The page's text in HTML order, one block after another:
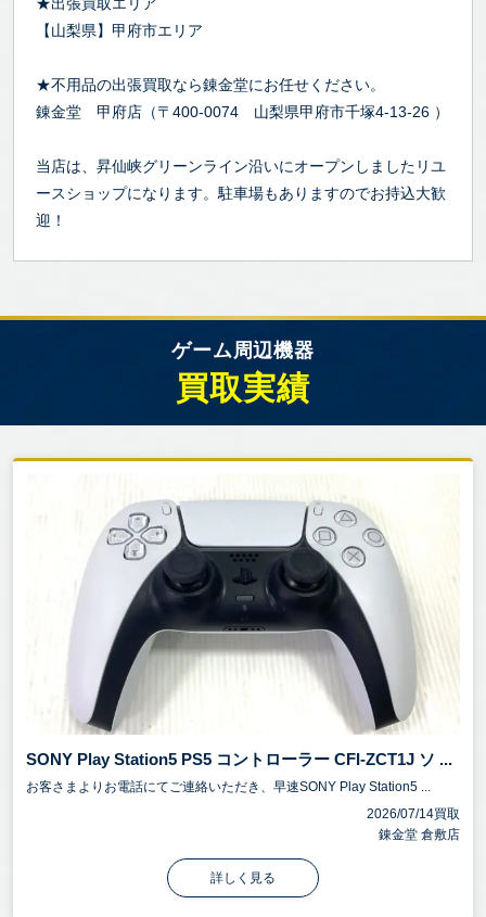
★出張買取エリア
【山梨県】甲府市エリア
★不用品の出張買取なら錬金堂にお任せください。
錬金堂 甲府店（〒400-0074 山梨県甲府市千塚4-13-26 ）
当店は、昇仙峡グリーンライン沿いにオープンしましたリユ
ースショップになります。駐車場もありますのでお持込大歓
迎！
ゲーム周辺機器
買取実績
SONY Play Station5 PS5 コントローラー CFI-ZCT1J ソ ...
お客さまよりお電話にてご連絡いただき、早速SONY Play Station5 ...
2026/07/14買取
錬金堂 倉敷店
詳しく見る